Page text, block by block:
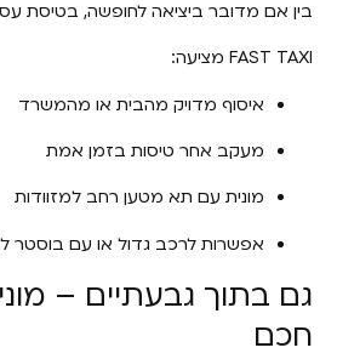
בין אם מדובר ביציאה לחופשה, בטיסת
FAST TAXI מציעה:
איסוף מדויק מהבית או מהמשרד
מעקב אחר טיסות בזמן אמת
מונית עם תא מטען רחב למזוודות
אפשרות לרכב גדול או עם בוסטר
גם בתוך גבעתיים –
חכם